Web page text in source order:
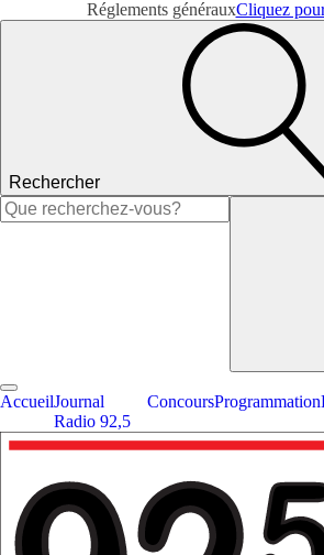
Réglements générauxCliquez
Rechercher
Rechercher :
AccueilJournal
Radio 92,5
ConcoursProgrammation